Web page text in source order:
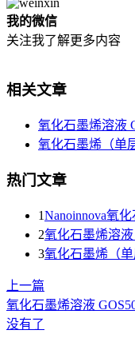
我的微信
关注我了解更多内容
相关文章
氧化石墨烯溶液
氧化石墨烯（单
热门文章
1Nanoinnova氧
2氧化石墨烯溶液
3氧化石墨烯（
上一篇
氧化石墨烯溶液
没有了